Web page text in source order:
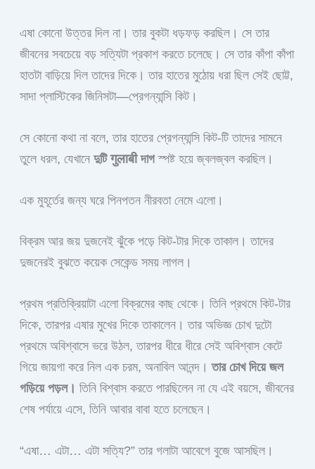
এষা কোনো উত্তর দিল না। তার বুকটা ধড়ফড় করছিল। সে তার
জীবনের সবচেয়ে বড় সত্যিটা প্রকাশ করতে চলেছে। সে তার কাঁপা কাঁপা
হাতটা বাড়িয়ে দিল তাদের দিকে। তার হাতের মুঠোয় ধরা ছিল সেই ছোট্ট,
সাদা প্লাস্টিকের জিনিসটা—প্রেগন্যান্সি কিট।
সে কোনো কথা না বলে, তার হাতের প্রেগন্যান্সি কিট-টি তাদের সামনে
তুলে ধরল, যেখানে দুটি गुलाबी দাগস্পষ্ট হয়ে জ্বলজ্বল করছিল।
এক মুহূর্তের জন্য ঘরে পিনপতন নীরবতা নেমে এলো।
বিক্রম আর জয় দুজনেই ঝুঁকে পড়ে কিট-টার দিকে তাকাল। তাদের
দুজনেরই বুঝতে কয়েক সেকেন্ড সময় লাগল।
প্রথম প্রতিক্রিয়াটা এলো বিক্রমের কাছ থেকে। তিনি প্রথমে কিট-টার
দিকে, তারপর এষার মুখের দিকে তাকালেন। তার অভিজ্ঞ চোখ দুটো
প্রথমে অবিশ্বাসে ভরে উঠল, তারপর ধীরে ধীরে সেই অবিশ্বাস কেটে
গিয়ে জায়গা করে নিল এক চরম, অনাবিল আনন্দ।তার চোখ দিয়ে জল
গড়িয়ে পড়ল। তিনি বিশ্বাস করতে পারছিলেন না যে এই বয়সে, জীবনের
শেষ পর্যায়ে এসে, তিনি আবার বাবা হতে চলেছেন।
“এষা… এটা… এটা সত্যি?” তার গলাটা আবেগে বুজে আসছিল।